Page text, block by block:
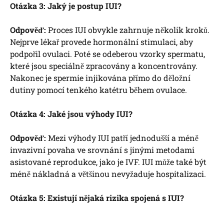
Otázka 3:⁤ Jaký je ⁣postup IUI?
Odpověď: ​Proces IUI ‌obvykle zahrnuje několik kroků.⁣
Nejprve lékař provede hormonální stimulaci, aby​
podpořil ovulaci. Poté se odeberou vzorky⁣ spermatu,
které jsou speciálně zpracovány a koncentrovány.
Nakonec je spermie injikována přímo do děložní
dutiny pomocí ⁤tenkého katétru během ovulace.
Otázka ​4: Jaké jsou výhody ‍IUI?
Odpověď: Mezi výhody​ IUI patří jednodušší a méně ​
invazivní povaha⁣ ve srovnání⁢ s jinými‌ metodami‍
asistované ‌reprodukce, jako je IVF. IUI může také být
‌méně⁢ nákladná a většinou nevyžaduje hospitalizaci.
Otázka 5: Existují nějaká rizika⁣ spojená s IUI?